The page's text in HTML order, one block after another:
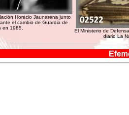
Horacio Jaunarena junto
el cambio de Guardia de
en 1985.
El Ministerio de
diario La